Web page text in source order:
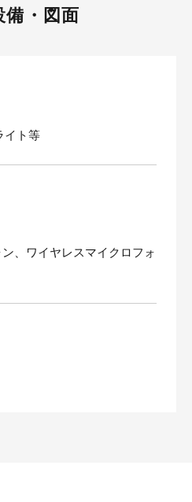
備・図面
イト等
、ワイヤレスマイクロフォ